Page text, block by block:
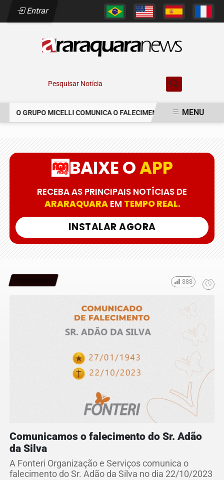
Entrar
Pesquisar Notícia
O GRUPO MICELLI COMUNICA O FALECIMENTO DO SR. MARCELO
MENU
BAIXE OAPP
RECEBA AS PRINCIPAIS NOTÍCIAS DE
ARARAQUARAEM TEMPO REAL.
INSTALAR AGORA
383
Comunicamos o falecimento do Sr. Adão
da Silva
A Fonteri Organização e Serviços comunica o
falecimento do Sr. Adão da Silva no dia 22/10/2023